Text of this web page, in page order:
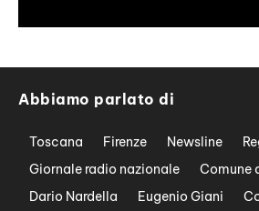
Abbiamo parlato di
Toscana Firenze Newsline
Giornale radio nazionale
Comune
Dario Nardella
Eugenio Giani